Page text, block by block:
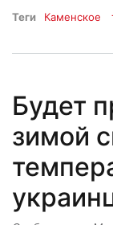
Теги Каменское
Будет
зимой